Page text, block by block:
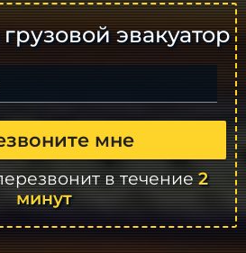
эвакуатор
мне
в течение2
минут